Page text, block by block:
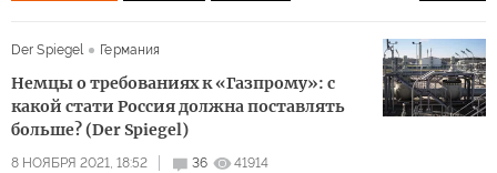
Der Spiegel
Германия
Немцы о требованиях к «Газпрому»: с
какой стати Россия должна поставлять
больше? (Der Spiegel)
8 НОЯБРЯ 2021, 18:52 36 41914